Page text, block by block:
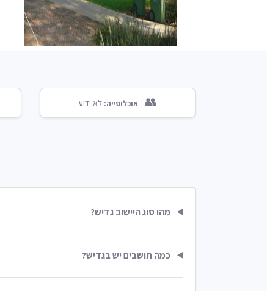
👥 אוכלוסייה: לא ידוע
מהו סוג היישוב גדיש?
כמה תושבים יש בגדיש?